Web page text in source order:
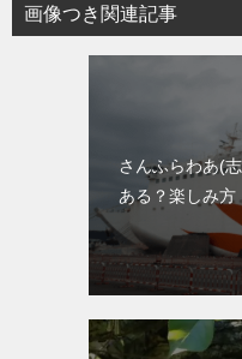
画像つき関連記事
さんふらわあ(
ある？楽しみ